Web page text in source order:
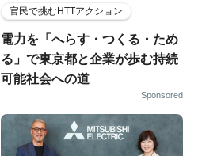
官民で挑むHTTアクション
電力を「へらす・つくる・ため
る」で東京都と企業が歩む持続
可能社会への道
Sponsored